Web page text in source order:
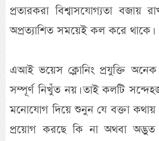
প্রতারকরা বিশ্বাসযোগ্যতা বজায়
অপ্রত্যাশিত সময়েই কল করে থাকে।
এআই ভয়েস ক্লোনিং প্রযুক্তি
সম্পূর্ণ নিখুঁত নয়। তাই কলটি
মনোযোগ দিয়ে শুনুন যে বক্তা
প্রয়োগ করছে কি না অথবা অদ্ভুত